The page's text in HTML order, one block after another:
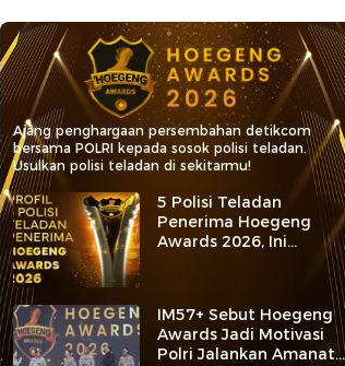
Ajang penghargaan persembahan detikcom
bersama POLRI kepada sosok polisi teladan.
Usulkan polisi teladan di sekitarmu!
5 Polisi Teladan
Penerima Hoegeng
Awards 2026, Ini
Kategori dan Kiprahnya
IM57+ Sebut Hoegeng
Awards Jadi Motivasi
Polri Jalankan Amanat